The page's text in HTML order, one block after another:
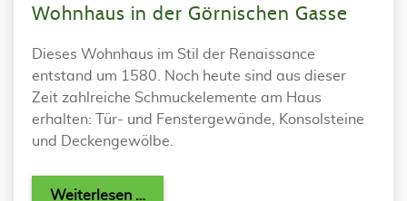
Wohnhaus in der Görnischen Gasse
Dieses Wohnhaus im Stil der Renaissance
entstand um 1580. Noch heute sind aus dieser
Zeit zahlreiche Schmuckelemente am Haus
erhalten: Tür- und Fenstergewände, Konsolsteine
und Deckengewölbe.
Weiterlesen …